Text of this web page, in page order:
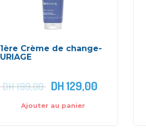
1ère Crème de change-
URIAGE
DH199,00 DH129,00
Ajouter au panier